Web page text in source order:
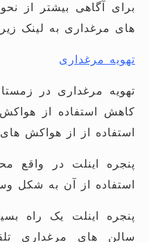
برای آگاهی بیشتر از
های مرغداری به لینک زیر
تهویه مرغداری
تهویه مرغداری در
کاهش استفاده از
استفاده از از هواکش
پنجره اینلت در واقع
استفاده از آن به شکل
پنجره اینلت یک راه
سالن های مرغداری